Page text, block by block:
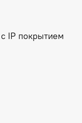
IP покрытием